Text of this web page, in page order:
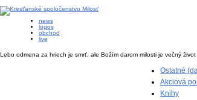
news
logos
obchod
live
Lebo odmena za hriech je smrť, ale Božím darom milosti je večný
Ostatné
Akciová
Knihy